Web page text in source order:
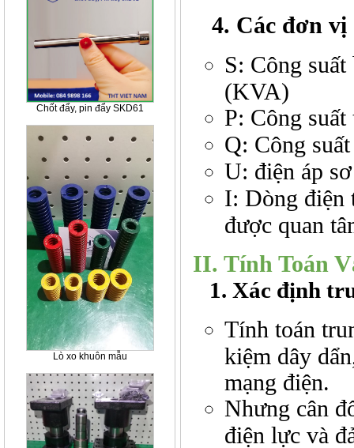
Chốt đẩy, pin đẩy SKD61
Lò xo khuôn mẫu
4. Các đơn vị
S: Công
(KVA)
P: Công
Q: Công
U: điện áp
I: Dòng điện
được quan
II. Tính Toán
1. Xác định
Tính toán
kiệm dây
mạng điện.
Nhưng cân
điện lực và